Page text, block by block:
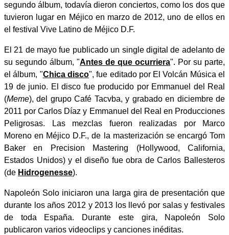
segundo álbum, todavía dieron conciertos, como los dos que
tuvieron lugar en Méjico en marzo de 2012, uno de ellos en
el festival Vive Latino de Méjico D.F.
El 21 de mayo fue publicado un single digital de adelanto de
su segundo álbum, "Antes de que ocurriera". Por su parte,
el álbum, "Chica disco", fue editado por El Volcán Música el
19 de junio. El disco fue producido por Emmanuel del Real
(Meme), del grupo Café Tacvba, y grabado en diciembre de
2011 por Carlos Díaz y Emmanuel del Real en Producciones
Peligrosas. Las mezclas fueron realizadas por Marco
Moreno en Méjico D.F., de la masterización se encargó Tom
Baker en Precision Mastering (Hollywood, California,
Estados Unidos) y el diseño fue obra de Carlos Ballesteros
(de Hidrogenesse).
Napoleón Solo iniciaron una larga gira de presentación que
durante los años 2012 y 2013 los llevó por salas y festivales
de toda España. Durante este gira, Napoleón Solo
publicaron varios videoclips y canciones inéditas.